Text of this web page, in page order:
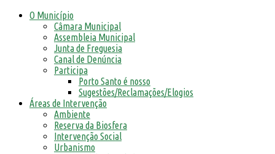
O Município
Câmara Municipal
Assembleia Municipal
Junta de Freguesia
Canal de Denúncia
Participa
Porto Santo é nosso
Sugestões/Reclamações/Elogios
Áreas de Intervenção
Ambiente
Reserva da Biosfera
Intervenção Social
Urbanismo